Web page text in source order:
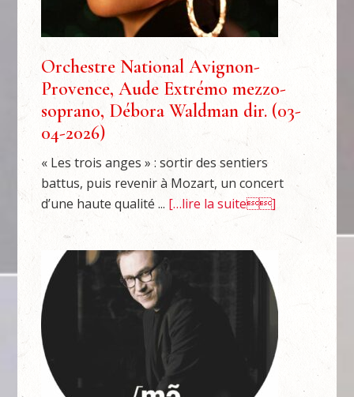
Orchestre National Avignon-
Provence, Aude Extrémo mezzo-
soprano, Débora Waldman dir. (03-
04-2026)
« Les trois anges » : sortir des sentiers
battus, puis revenir à Mozart, un concert
d’une haute qualité ... […lire la suite]